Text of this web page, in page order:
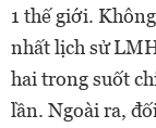
1 thế giới.
nhất lịch sử
hai trong suốt
lần. Ngoài ra,